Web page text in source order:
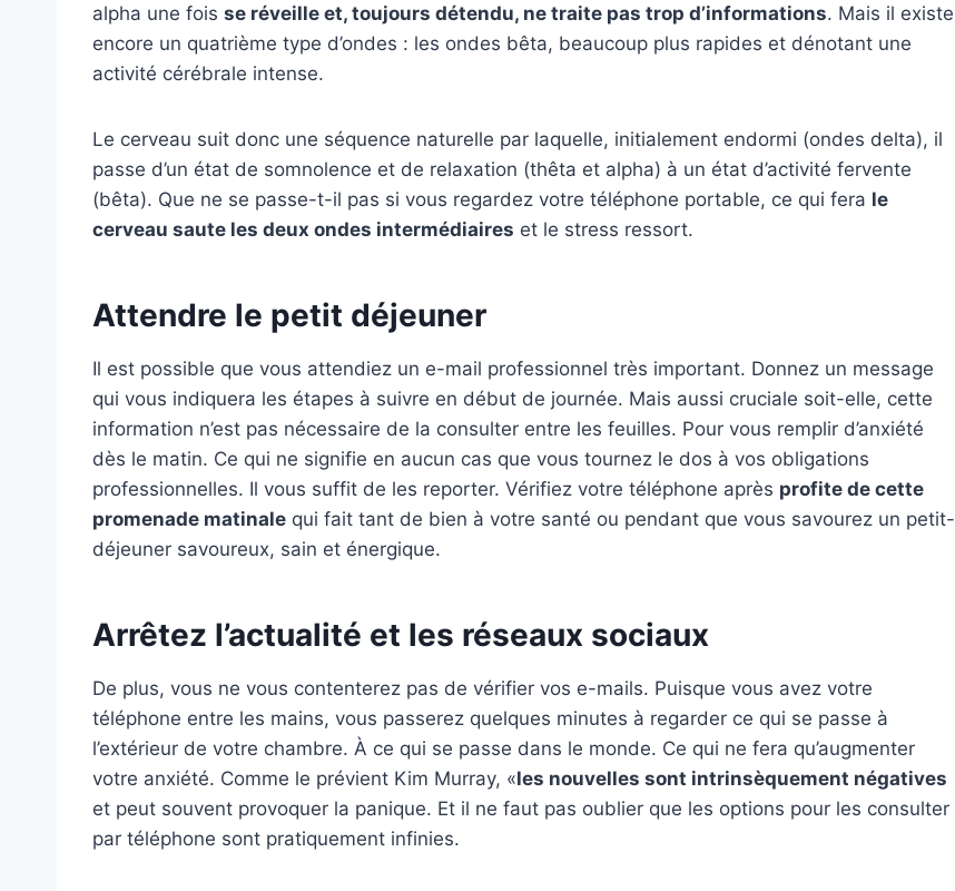
alpha une fois se réveille et, toujours détendu, ne traite pas trop d’informations. Mais il existe
encore un quatrième type d’ondes : les ondes bêta, beaucoup plus rapides et dénotant une
activité cérébrale intense.
Le cerveau suit donc une séquence naturelle par laquelle, initialement endormi (ondes delta), il
passe d’un état de somnolence et de relaxation (thêta et alpha) à un état d’activité fervente
(bêta). Que ne se passe-t-il pas si vous regardez votre téléphone portable, ce qui fera le
cerveau saute les deux ondes intermédiaires et le stress ressort.
Attendre le petit déjeuner
Il est possible que vous attendiez un e-mail professionnel très important. Donnez un message
qui vous indiquera les étapes à suivre en début de journée. Mais aussi cruciale soit-elle, cette
information n’est pas nécessaire de la consulter entre les feuilles. Pour vous remplir d’anxiété
dès le matin. Ce qui ne signifie en aucun cas que vous tournez le dos à vos obligations
professionnelles. Il vous suffit de les reporter. Vérifiez votre téléphone après profite de cette
promenade matinale qui fait tant de bien à votre santé ou pendant que vous savourez un petit-
déjeuner savoureux, sain et énergique.
Arrêtez l’actualité et les réseaux sociaux
De plus, vous ne vous contenterez pas de vérifier vos e-mails. Puisque vous avez votre
téléphone entre les mains, vous passerez quelques minutes à regarder ce qui se passe à
l’extérieur de votre chambre. À ce qui se passe dans le monde. Ce qui ne fera qu’augmenter
votre anxiété. Comme le prévient Kim Murray, «les nouvelles sont intrinsèquement négatives
et peut souvent provoquer la panique. Et il ne faut pas oublier que les options pour les consulter
par téléphone sont pratiquement infinies.